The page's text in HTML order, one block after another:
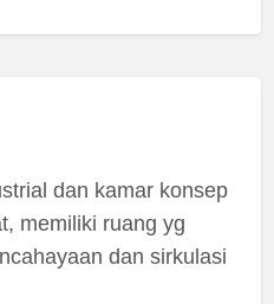
dan kamar konsep
memiliki ruang yg
dan sirkulasi